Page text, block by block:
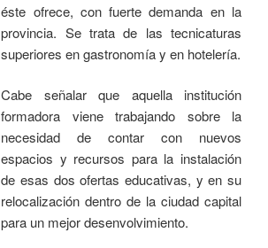
éste ofrece, con fuerte demanda en la
provincia. Se trata de las tecnicaturas
superiores en gastronomía y en hotelería.
Cabe señalar que aquella institución
formadora viene trabajando sobre la
necesidad de contar con nuevos
espacios y recursos para la instalación
de esas dos ofertas educativas, y en su
relocalización dentro de la ciudad capital
para un mejor desenvolvimiento.